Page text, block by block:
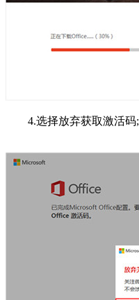
4.选择放弃获取激活码;